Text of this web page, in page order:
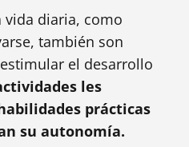
vida diaria, como
también son
el desarrollo
les
prácticas
su autonomía.